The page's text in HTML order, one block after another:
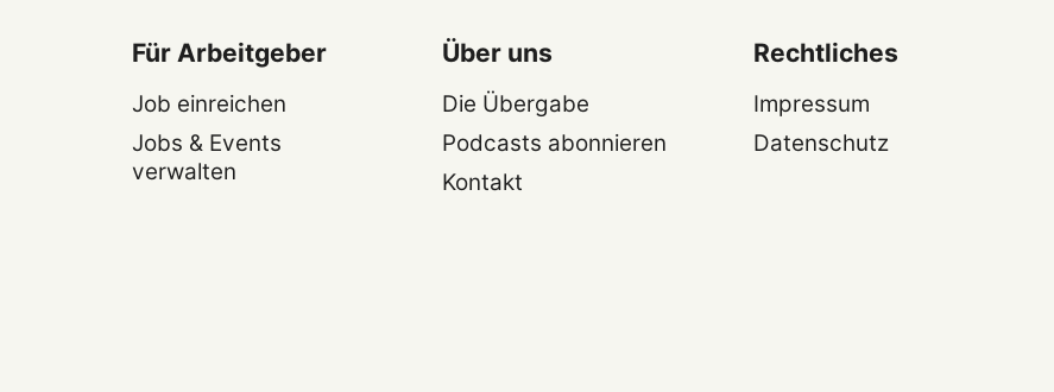
Für Arbeitgeber
Job einreichen
Jobs & Events
verwalten
Über uns
Die Übergabe
Podcasts abonnieren
Kontakt
Rechtliches
Impressum
Datenschutz